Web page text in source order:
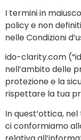
I termini in
policy e non
nelle Condizioni
ido-clarity.com
nell’ambito delle
protezione e la
rispettare la tua
In quest’ottica,
ci conformiamo